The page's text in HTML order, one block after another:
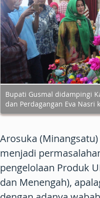
Bupati Gusmal didampingi
dan Perdagangan Eva
Arosuka (Minangsatu)
menjadi
pengelolaan Produk
dan Menengah),